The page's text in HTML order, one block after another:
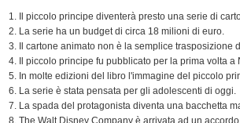
Il piccolo principe diventerà presto una serie di
La serie ha un budget di circa 18 milioni di euro.
Il cartone animato non è la semplice trasposizione
Il piccolo principe fu pubblicato per la prima volta a
In molte edizioni del libro l'immagine del piccolo
La serie è stata pensata per gli adolescenti di oggi.
La spada del protagonista diventa una bacchetta
The Walt Disney Company è arrivata ad un